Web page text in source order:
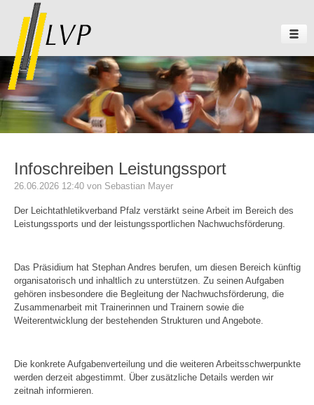
Infoschreiben Leistungssport
26.06.2026 12:40von Sebastian Mayer
Der Leichtathletikverband Pfalz verstärkt seine Arbeit im Bereich des
Leistungssports und der leistungssportlichen Nachwuchsförderung.
Das Präsidium hat Stephan Andres berufen, um diesen Bereich künftig
organisatorisch und inhaltlich zu unterstützen. Zu seinen Aufgaben
gehören insbesondere die Begleitung der Nachwuchsförderung, die
Zusammenarbeit mit Trainerinnen und Trainern sowie die
Weiterentwicklung der bestehenden Strukturen und Angebote.
Die konkrete Aufgabenverteilung und die weiteren Arbeitsschwerpunkte
werden derzeit abgestimmt. Über zusätzliche Details werden wir
zeitnah informieren.